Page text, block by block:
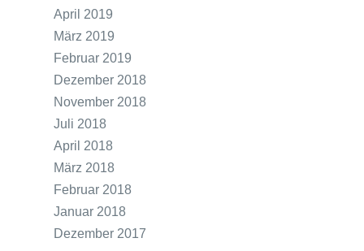
April 2019
März 2019
Februar 2019
Dezember 2018
November 2018
Juli 2018
April 2018
März 2018
Februar 2018
Januar 2018
Dezember 2017